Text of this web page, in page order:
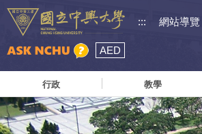
::: 網站導覽
AED
行政 教學